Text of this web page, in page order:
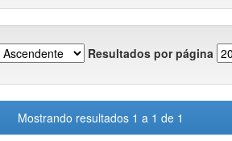
Resultados por página
Mostrando resultados 1 a 1 de 1